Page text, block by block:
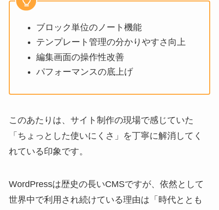
ブロック単位のノート機能
テンプレート管理の分かりやすさ向上
編集画面の操作性改善
パフォーマンスの底上げ
このあたりは、サイト制作の現場で感じていた
「ちょっとした使いにくさ」を丁寧に解消してく
れている印象です。
WordPressは歴史の長いCMSですが、依然として
世界中で利用され続けている理由は「時代ととも